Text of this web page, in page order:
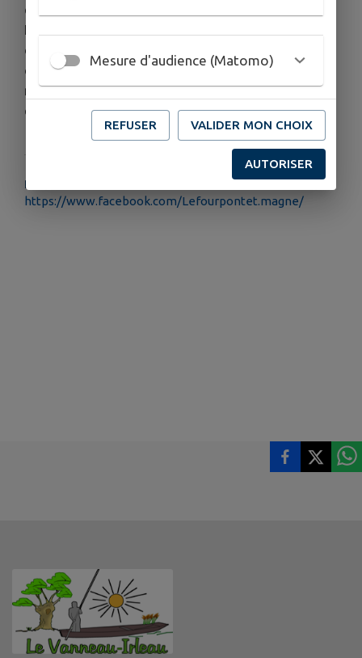
étaient majoritairement locales.
Le four, restauré en 1998, est devenu un lieu
d’exposition de toutes les formes artistiques et
culturelles qui accueille en quasi-permanence, de
mars à novembre, des artistes locaux, régionaux
et nationaux.
PLUS D'INFORMATIONS
https://www.facebook.com/Lefourpontet.magne/
Mesure d'audience (Matomo)
REFUSER VALIDER MON CHOIX
AUTORISER